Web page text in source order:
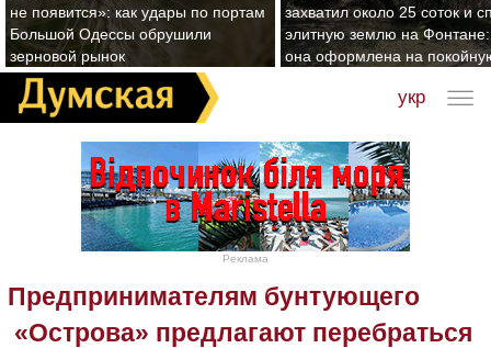
не появится»: как удары по портам
Большой Одессы обрушили
зерновой рынок
захватил около 25 соток и
элитную землю на Фонтане:
она оформлена на
укр
Реклама
Предпринимателям бунтующего
«Острова» предлагают перебраться